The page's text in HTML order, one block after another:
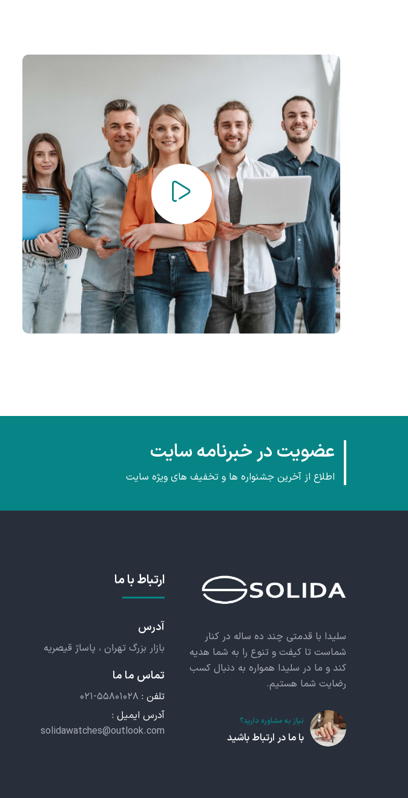
عضویت در خبرنامه سایت
اطلاع از آخرین جشنواره ها و تخفیف های ویژه سایت
سلیدا با قدمتی چند ده ساله در کنار
شماست تا کیفت و تنوع را به شما هدیه
کند و ما در سلیدا همواره به دنبال کسب
رضایت شما هستیم.
نیاز به مشاوره دارید؟
با ما در ارتباط باشید
ارتباط با ما
آدرس
بازار بزرگ تهران ، پاساژ قیصریه
تماس ما ما
تلفن : ۰۲۱-۵۵۸۰۱۰۲۸
آدرس ایمیل :
solidawatches@outlook.com